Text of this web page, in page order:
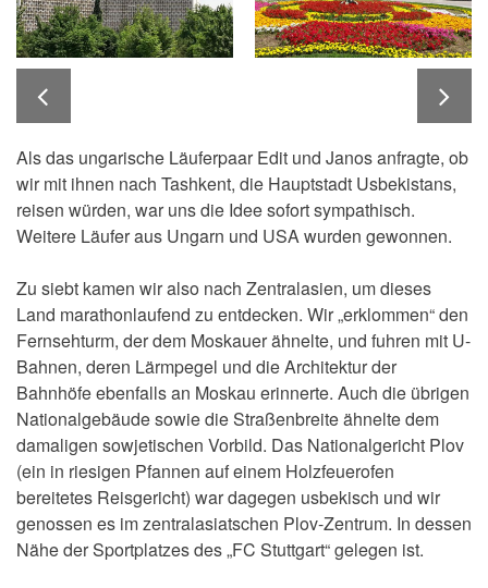
Als das ungarische Läuferpaar Edit und Janos anfragte, ob
wir mit ihnen nach Tashkent, die Hauptstadt Usbekistans,
reisen würden, war uns die Idee sofort sympathisch.
Weitere Läufer aus Ungarn und USA wurden gewonnen.
Zu siebt kamen wir also nach Zentralasien, um dieses
Land marathonlaufend zu entdecken. Wir „erklommen“ den
Fernsehturm, der dem Moskauer ähnelte, und fuhren mit U-
Bahnen, deren Lärmpegel und die Architektur der
Bahnhöfe ebenfalls an Moskau erinnerte. Auch die übrigen
Nationalgebäude sowie die Straßenbreite ähnelte dem
damaligen sowjetischen Vorbild. Das Nationalgericht Plov
(ein in riesigen Pfannen auf einem Holzfeuerofen
bereitetes Reisgericht) war dagegen usbekisch und wir
genossen es im zentralasiatschen Plov-Zentrum. In dessen
Nähe der Sportplatzes des „FC Stuttgart“ gelegen ist.